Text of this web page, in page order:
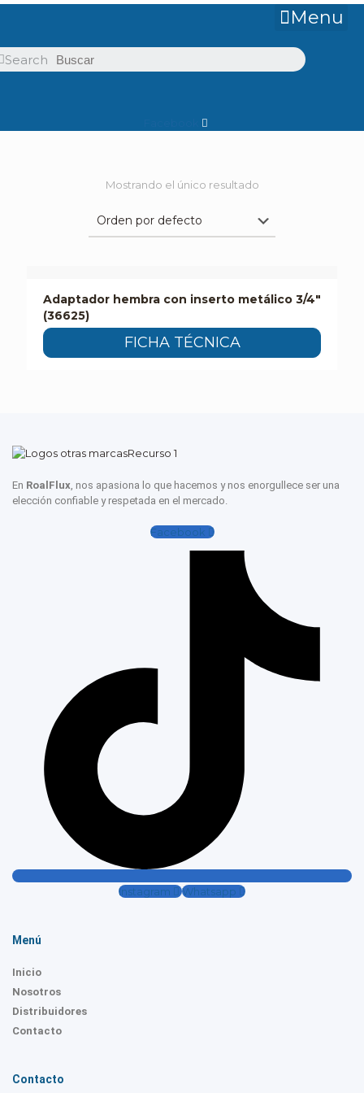
Menu
Search
Mostrando el único resultado
Adaptador hembra con inserto metálico 3/4″
(36625)
FICHA TÉCNICA
En RoalFlux, nos apasiona lo que hacemos y nos enorgullece ser una
elección confiable y respetada en el mercado.
Facebook
Instagram Whatsapp
Menú
Inicio
Nosotros
Distribuidores
Contacto
Contacto